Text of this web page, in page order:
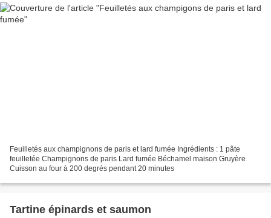
Feuilletés aux champignons de paris et lard fumée Ingrédients : 1 pâte
feuilletée Champignons de paris Lard fumée Béchamel maison Gruyère
Cuisson au four à 200 degrés pendant 20 minutes
Tartine épinards et saumon